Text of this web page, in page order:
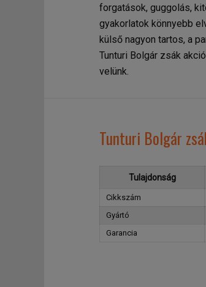
forgatások, guggolás,
gyakorlatok könnyebb
külső nagyon tartos, a
Tunturi Bolgár zsák
velünk.
Tunturi Bolgár
Tulajdonság
Cikkszám
Gyártó
Garancia